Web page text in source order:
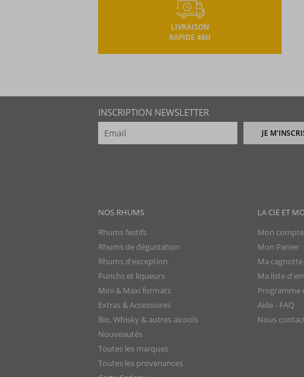
LIVRAISON
RAPIDE 48H
INSCRIPTION NEWSLETTER
JE
NOS RHUMS
Rhums festifs
Rhums de dégustation
Rhums d'exception
Punchs et liqueurs
Mini & Maxi formats
Extras & Accessoires
Bio, Whisky & autres alcools
Nouveautés
Toutes les marques
Toutes les provenances
LA CIE ET
Mon compte
Mon Panier
Ma cagnotte
Ma liste
Programme
Aide - FAQ
Nous